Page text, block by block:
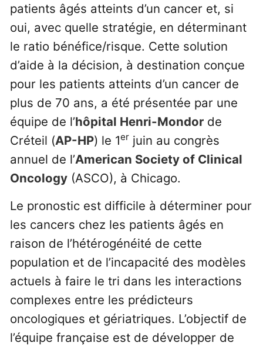
patients âgés atteints d’un cancer et, si
oui, avec quelle stratégie, en déterminant
le ratio bénéfice/risque. Cette solution
d’aide à la décision, à destination conçue
pour les patients atteints d’un cancer de
plus de 70 ans, a été présentée par une
équipe de l’hôpital Henri-Mondorde
Créteil (AP-HP) le 1erjuin au congrès
annuel de l’American Society of Clinical
Oncology(ASCO), à Chicago.
Le pronostic est difficile à déterminer pour
les cancers chez les patients âgés en
raison de l’hétérogénéité de cette
population et de l’incapacité des modèles
actuels à faire le tri dans les interactions
complexes entre les prédicteurs
oncologiques et gériatriques. L’objectif de
l’équipe française est de développer de